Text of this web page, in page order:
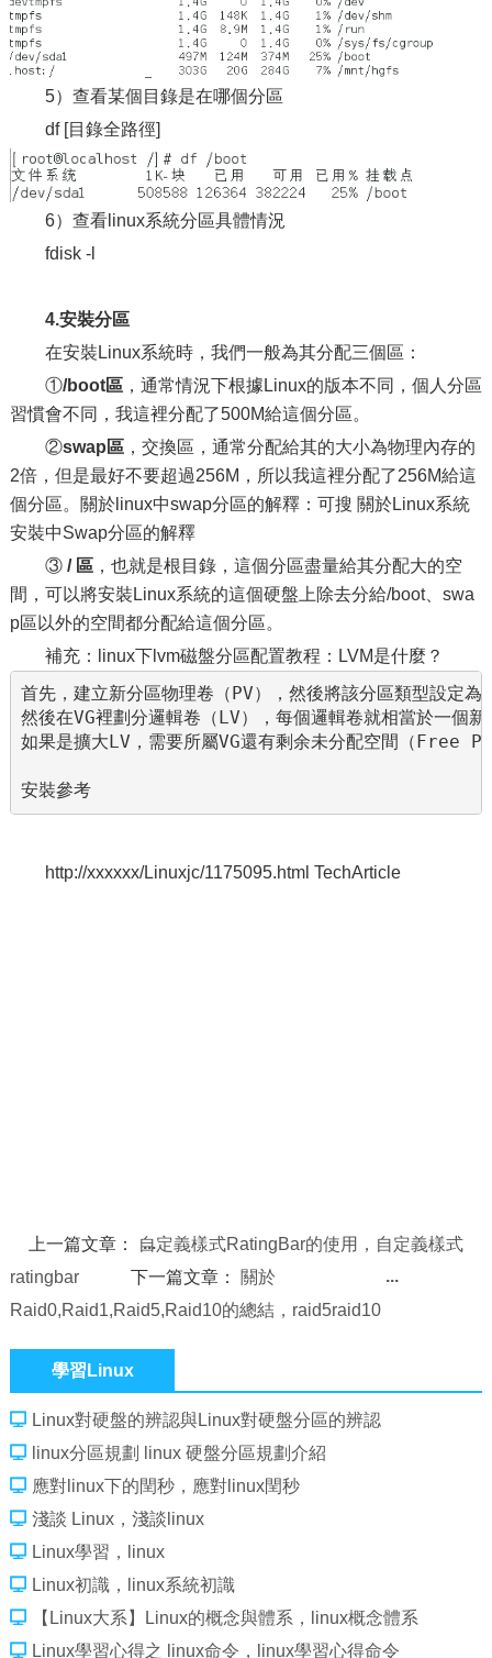
5）查看某個目錄是在哪個分區
df [目錄全路徑]
6）查看linux系統分區具體情況
fdisk -l
4.安裝分區
在安裝Linux系統時，我們一般為其分配三個區：
①/boot區，通常情況下根據Linux的版本不同，個人分區
習慣會不同，我這裡分配了500M給這個分區。
②swap區，交換區，通常分配給其的大小為物理內存的
2倍，但是最好不要超過256M，所以我這裡分配了256M給這
個分區。關於linux中swap分區的解釋：可搜 關於Linux系統
安裝中Swap分區的解釋
③/ 區，也就是根目錄，這個分區盡量給其分配大的空
間，可以將安裝Linux系統的這個硬盤上除去分給/boot、swa
p區以外的空間都分配給這個分區。
補充：linux下lvm磁盤分區配置教程：LVM是什麼？
首先，建立新分區物理卷（PV），然後將該分區類型設定
然後在VG裡劃分邏輯卷（LV），每個邏輯卷就相當於一個
如果是擴大LV，需要所屬VG還有剩余未分配空間（Free
安裝參考
http://xxxxxx/Linuxjc/1175095.html TechArticle
上一篇文章：
自定義樣式RatingBar的使用，自定義樣式
ratingbar
下一篇文章： 關於
Raid0,Raid1,Raid5,Raid10的總結，raid5raid10
學習Linux
Linux對硬盤的辨認與Linux對硬盤分區的辨認
linux分區規劃 linux 硬盤分區規劃介紹
應對linux下的閏秒，應對linux閏秒
淺談 Linux，淺談linux
Linux學習，linux
Linux初識，linux系統初識
【Linux大系】Linux的概念與體系，linux概念體系
Linux學習心得之 linux命令，linux學習心得命令